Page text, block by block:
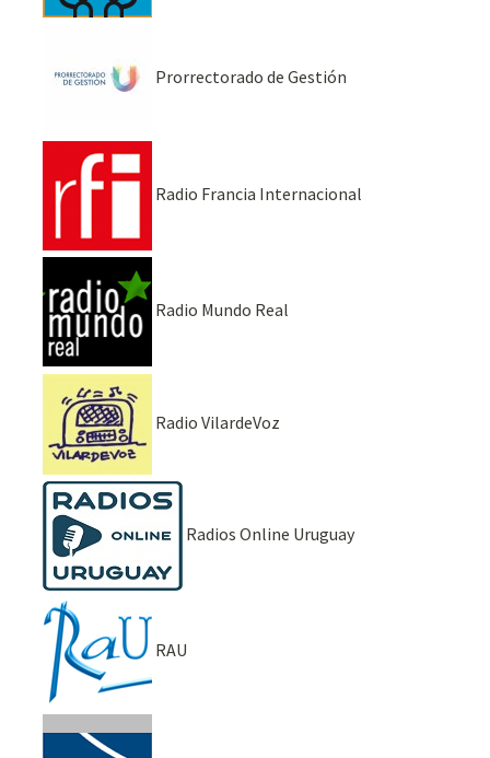
Prorrectorado de Gestión
Radio Francia Internacional
Radio Mundo Real
Radio VilardeVoz
Radios Online Uruguay
RAU